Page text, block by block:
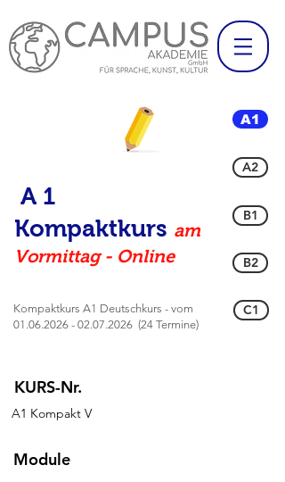
A 1
Kompaktkurs am
Vormittag - Online
Kompaktkurs A1 Deutschkurs - vom
01.06.2026 - 02.07.2026 (24 Termine)
KURS-Nr.
A1 Kompakt V
Module
A1
A2
B1
B2
C1